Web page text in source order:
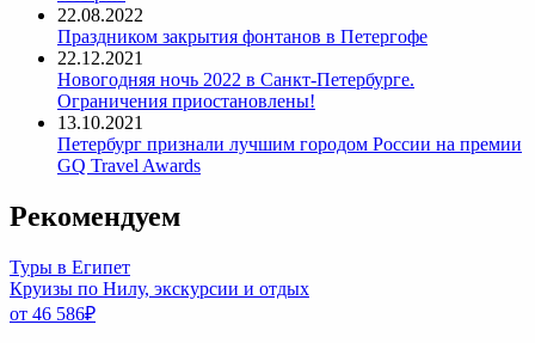
22.08.2022
Праздником закрытия фонтанов в Петергофе
22.12.2021
Новогодняя ночь 2022 в Санкт-Петербурге.
Ограничения приостановлены!
13.10.2021
Петербург признали лучшим городом России на премии
GQ Travel Awards
Рекомендуем
Туры в Египет
Круизы по Нилу, экскурсии и отдых
от 46 586₽